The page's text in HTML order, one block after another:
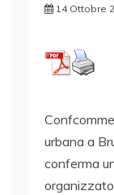
14 Ottobre
urbana a
conferma